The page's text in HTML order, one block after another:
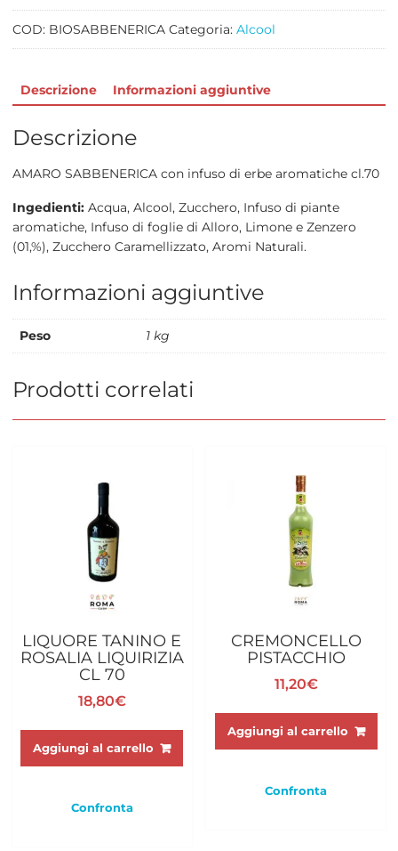
COD: BIOSABBENERICA Categoria: Alcool
Descrizione Informazioni aggiuntive
Descrizione
AMARO SABBENERICA con infuso di erbe aromatiche cl.70
Ingedienti:Acqua, Alcool, Zucchero, Infuso di piante
aromatiche, Infuso di foglie di Alloro, Limone e Zenzero
(01,%), Zucchero Caramellizzato, Aromi Naturali.
Informazioni aggiuntive
Peso 1 kg
Prodotti correlati
LIQUORE TANINO E
ROSALIA LIQUIRIZIA
CL 70
18,80€
Aggiungi al carrello
Confronta
CREMONCELLO
PISTACCHIO
11,20€
Aggiungi al carrello
Confronta